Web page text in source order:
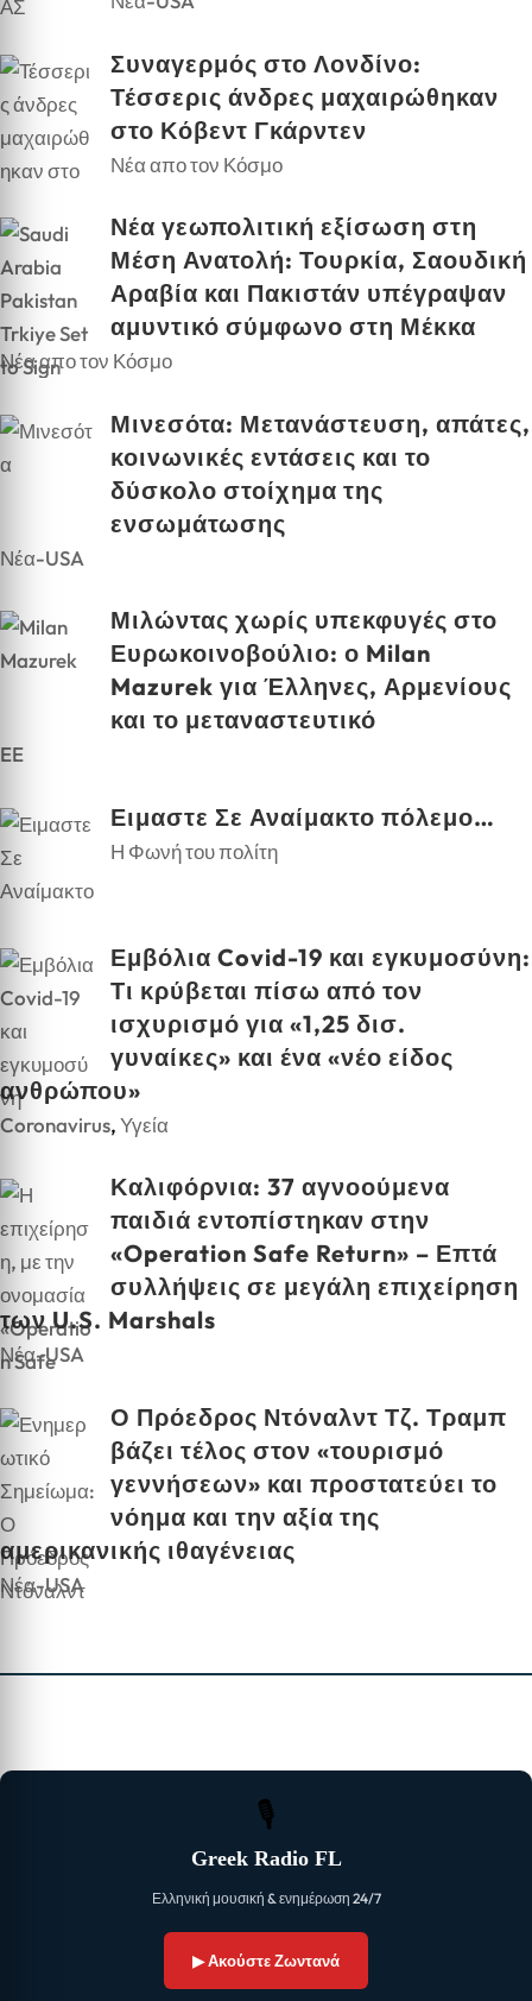
Συναγερμός στο Λονδίνο:
Τέσσερις άνδρες μαχαιρώθηκαν
στο Κόβεντ Γκάρντεν
Νέα απο τον Κόσμο
Νέα γεωπολιτική εξίσωση στη
Μέση Ανατολή: Τουρκία, Σαουδική
Αραβία και Πακιστάν υπέγραψαν
αμυντικό σύμφωνο στη Μέκκα
Νέα απο τον Κόσμο
Μινεσότα: Μετανάστευση, απάτες,
κοινωνικές εντάσεις και το
δύσκολο στοίχημα της
ενσωμάτωσης
Νέα-USA
Μιλώντας χωρίς υπεκφυγές στο
Ευρωκοινοβούλιο: ο Milan
Mazurek για Έλληνες, Αρμενίους
και το μεταναστευτικό
EE
Ειμαστε Σε Αναίμακτο πόλεμο…
Η Φωνή του πολίτη
Εμβόλια Covid-19 και εγκυμοσύνη:
Τι κρύβεται πίσω από τον
ισχυρισμό για «1,25 δισ.
γυναίκες» και ένα «νέο είδος
ανθρώπου»
Coronavirus,Υγεία
Καλιφόρνια: 37 αγνοούμενα
παιδιά εντοπίστηκαν στην
«Operation Safe Return» – Επτά
συλλήψεις σε μεγάλη επιχείρηση
των U.S. Marshals
Νέα-USA
Ο Πρόεδρος Ντόναλντ Τζ. Τραμπ
βάζει τέλος στον «τουρισμό
γεννήσεων» και προστατεύει το
νόημα και την αξία της
αμερικανικής ιθαγένειας
Νέα-USA
🎙
Greek Radio FL
Ελληνική μουσική & ενημέρωση 24/7
▶ Ακούστε Ζωντανά